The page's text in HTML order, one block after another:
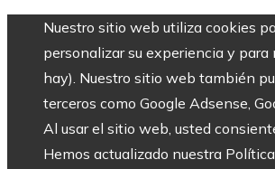
Nuestro sitio web utiliza cookies
personalizar su experiencia y para
hay). Nuestro sitio web también
terceros como Google Adsense,
Al usar el sitio web, usted
Hemos actualizado nuestra